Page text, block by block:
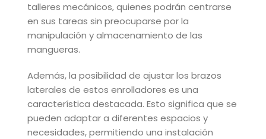
talleres mecánicos, quienes podrán centrarse
en sus tareas sin preocuparse por la
manipulación y almacenamiento de las
mangueras.
Además, la posibilidad de ajustar los brazos
laterales de estos enrolladores es una
característica destacada. Esto significa que se
pueden adaptar a diferentes espacios y
necesidades, permitiendo una instalación